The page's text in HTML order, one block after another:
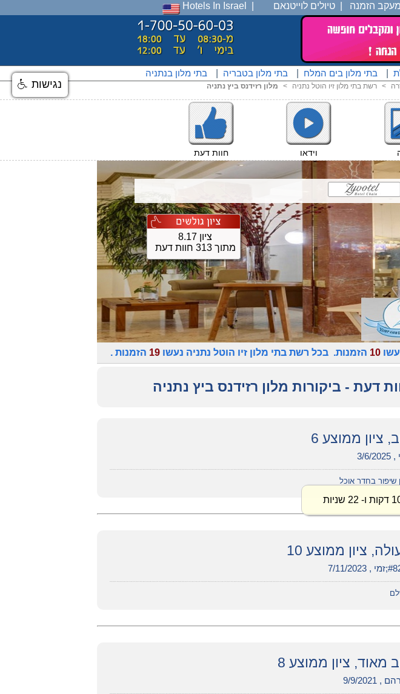
Hotels In Israel טיולים לוייטנאם| מעקב הזמנה
בתי מלון בנתניה בתי מלון בטבריה בתי מלון בים המלח
מלון רזידנס ביץ נתניה < רשת בתי מלון זיו הוטל נתניה <
חוות דעת וידאו
ציון 8.17
מתוך 313 חוות דעת
10 הזמנות. בכל רשת בתי מלון זיו הוטל נתניה נעשו19 הזמנות .
דעת - ביקורות מלון רזידנס ביץ נתניה
ציון ממוצע 6
שיפור בחדר אוכל
ציון ממוצע 10
11/2023
מאוד, ציון ממוצע 8
9/9/2021
נגישות